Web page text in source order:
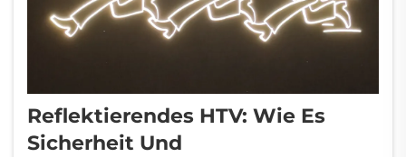
Reflektierendes HTV: Wie Es
Sicherheit Und